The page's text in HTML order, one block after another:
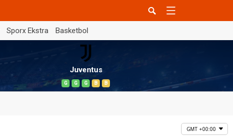
Sporx Ekstra Basketbol
Juventus
G G G B B
GMT +00:00